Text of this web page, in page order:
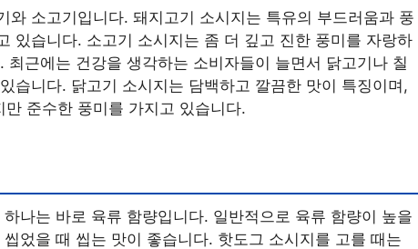
와 소고기입니다. 돼지고기 소시지는 특유의 부드러움과 풍
있습니다. 소고기 소시지는 좀 더 깊고 진한 풍미를 자랑하
근에는 건강을 생각하는 소비자들이 늘면서 닭고기나 칠
습니다. 닭고기 소시지는 담백하고 깔끔한 맛이 특징이며,
준수한 풍미를 가지고 있습니다.
나는 바로 육류 함량입니다. 일반적으로 육류 함량이 높을
었을 때 씹는 맛이 좋습니다. 핫도그 소시지를 고를 때는